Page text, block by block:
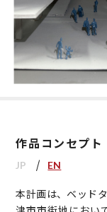
作品コンセプト
JP EN
本計画は、ベッド